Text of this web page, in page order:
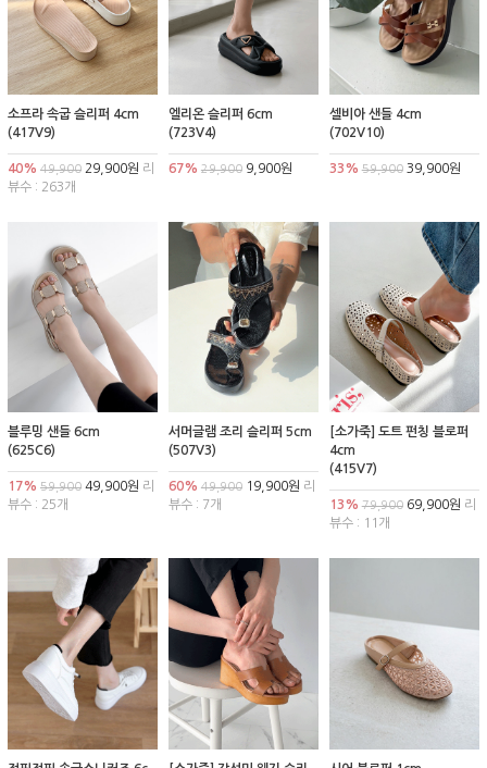
소프라 속굽 슬리퍼 4cm
(417V9)
40% 49,900 29,900원 리
뷰수 : 263개
엘리온 슬리퍼 6cm
(723V4)
67% 29,9009,900원
셀비아 샌들 4cm
(702V10)
33% 59,90039,900원
블루밍 샌들 6cm
(625C6)
17% 59,900 49,900원 리
뷰수 : 25개
서머글램 조리 슬리퍼 5cm
(507V3)
60% 49,90019,900원 리
뷰수 : 7개
[소가죽] 도트 펀칭 블로퍼
4cm
(415V7)
13% 79,90069,900원 리
뷰수 : 11개